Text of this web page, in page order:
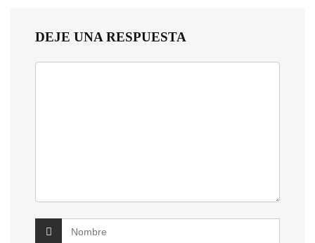
DEJE UNA RESPUESTA